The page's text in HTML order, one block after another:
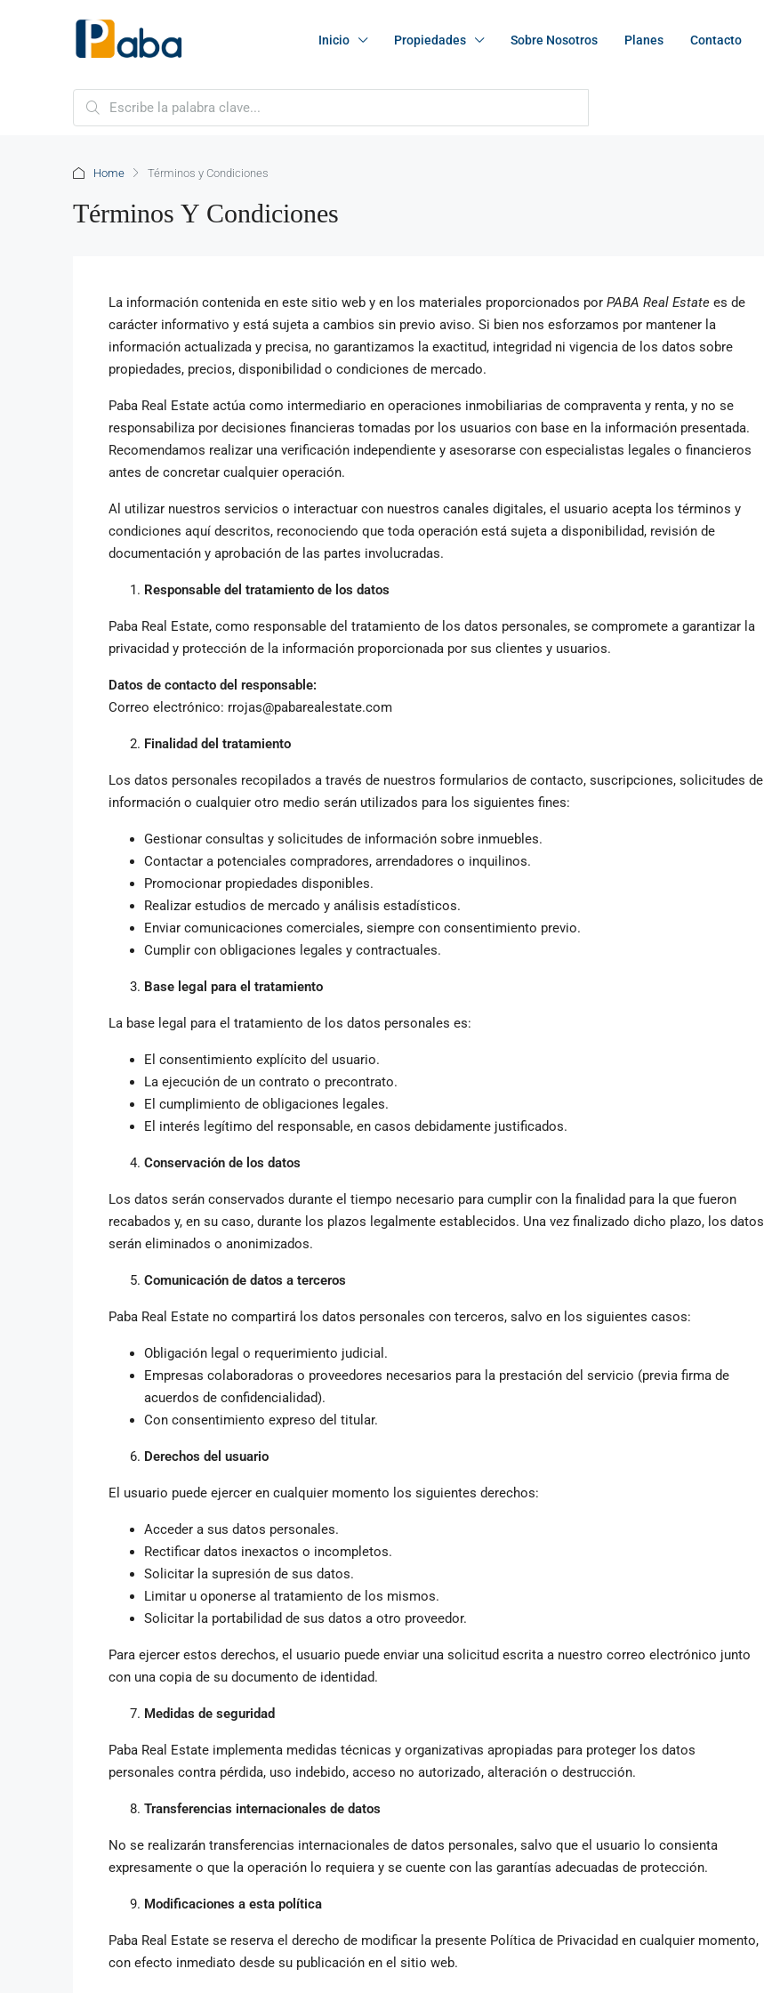
Inicio Propiedades Sobre Nosotros Planes Contacto
Home Términos y Condiciones
Términos Y Condiciones
La información contenida en este sitio web y en los materiales proporcionados por PABA Real Estate es de
carácter informativo y está sujeta a cambios sin previo aviso. Si bien nos esforzamos por mantener la
información actualizada y precisa, no garantizamos la exactitud, integridad ni vigencia de los datos sobre
propiedades, precios, disponibilidad o condiciones de mercado.
Paba Real Estate actúa como intermediario en operaciones inmobiliarias de compraventa y renta, y no se
responsabiliza por decisiones financieras tomadas por los usuarios con base en la información presentada.
Recomendamos realizar una verificación independiente y asesorarse con especialistas legales o financieros
antes de concretar cualquier operación.
Al utilizar nuestros servicios o interactuar con nuestros canales digitales, el usuario acepta los términos y
condiciones aquí descritos, reconociendo que toda operación está sujeta a disponibilidad, revisión de
documentación y aprobación de las partes involucradas.
Responsable del tratamiento de los datos
Paba Real Estate, como responsable del tratamiento de los datos personales, se compromete a garantizar la
privacidad y protección de la información proporcionada por sus clientes y usuarios.
Datos de contacto del responsable:
Correo electrónico: rrojas@pabarealestate.com
Finalidad del tratamiento
Los datos personales recopilados a través de nuestros formularios de contacto, suscripciones, solicitudes de
información o cualquier otro medio serán utilizados para los siguientes fines:
Gestionar consultas y solicitudes de información sobre inmuebles.
Contactar a potenciales compradores, arrendadores o inquilinos.
Promocionar propiedades disponibles.
Realizar estudios de mercado y análisis estadísticos.
Enviar comunicaciones comerciales, siempre con consentimiento previo.
Cumplir con obligaciones legales y contractuales.
Base legal para el tratamiento
La base legal para el tratamiento de los datos personales es:
El consentimiento explícito del usuario.
La ejecución de un contrato o precontrato.
El cumplimiento de obligaciones legales.
El interés legítimo del responsable, en casos debidamente justificados.
Conservación de los datos
Los datos serán conservados durante el tiempo necesario para cumplir con la finalidad para la que fueron
recabados y, en su caso, durante los plazos legalmente establecidos. Una vez finalizado dicho plazo, los datos
serán eliminados o anonimizados.
Comunicación de datos a terceros
Paba Real Estate no compartirá los datos personales con terceros, salvo en los siguientes casos:
Obligación legal o requerimiento judicial.
Empresas colaboradoras o proveedores necesarios para la prestación del servicio (previa firma de
acuerdos de confidencialidad).
Con consentimiento expreso del titular.
Derechos del usuario
El usuario puede ejercer en cualquier momento los siguientes derechos:
Acceder a sus datos personales.
Rectificar datos inexactos o incompletos.
Solicitar la supresión de sus datos.
Limitar u oponerse al tratamiento de los mismos.
Solicitar la portabilidad de sus datos a otro proveedor.
Para ejercer estos derechos, el usuario puede enviar una solicitud escrita a nuestro correo electrónico junto
con una copia de su documento de identidad.
Medidas de seguridad
Paba Real Estate implementa medidas técnicas y organizativas apropiadas para proteger los datos
personales contra pérdida, uso indebido, acceso no autorizado, alteración o destrucción.
Transferencias internacionales de datos
No se realizarán transferencias internacionales de datos personales, salvo que el usuario lo consienta
expresamente o que la operación lo requiera y se cuente con las garantías adecuadas de protección.
Modificaciones a esta política
Paba Real Estate se reserva el derecho de modificar la presente Política de Privacidad en cualquier momento,
con efecto inmediato desde su publicación en el sitio web.